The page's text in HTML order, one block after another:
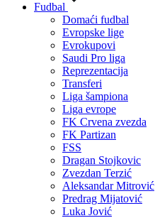
Fudbal
Domaći fudbal
Evropske lige
Evrokupovi
Saudi Pro liga
Reprezentacija
Transferi
Liga šampiona
Liga evrope
FK Crvena zvezda
FK Partizan
FSS
Dragan Stojkovic
Zvezdan Terzić
Aleksandar Mitrović
Predrag Mijatović
Luka Jović